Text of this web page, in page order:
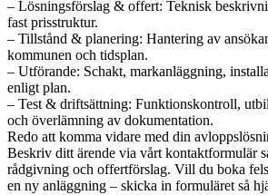
– Lösningsförslag & offert: Teknisk
fast prisstruktur.
– Tillstånd & planering: Hantering av
kommunen och tidsplan.
– Utförande: Schakt, markanläggning,
enligt plan.
– Test & driftsättning: Funktionskontroll,
och överlämning av dokumentation.
Redo att komma vidare med din
Beskriv ditt ärende via vårt kontaktformulär
rådgivning och offertförslag. Vill du boka
en ny anläggning – skicka in formuläret så